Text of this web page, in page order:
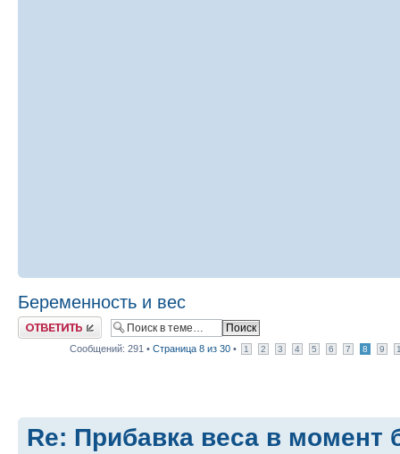
Беременность и вес
Ответить
Сообщений: 291 • Страница 8 из 30 • 1 2 3 4 5 6 7 8 9
Re: Прибавка веса в момент